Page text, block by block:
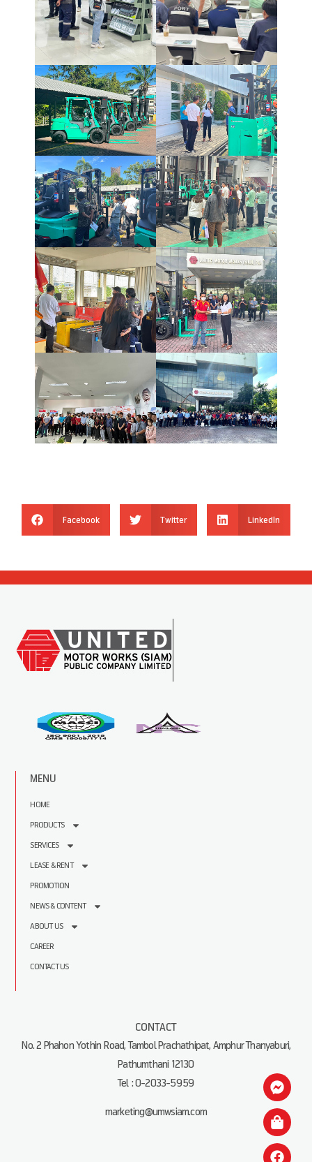
Facebook Twitter LinkedIn
MENU
HOME
PRODUCTS
SERVICES
LEASE & RENT
PROMOTION
NEWS & CONTENT
ABOUT US
CAREER
CONTACT US
CONTACT
No. 2 Phahon Yothin Road, Tambol Prachathipat, Amphur Thanyaburi,
Pathumthani 12130
Tel : 0-2033-5959
marketing@umwsiam.com